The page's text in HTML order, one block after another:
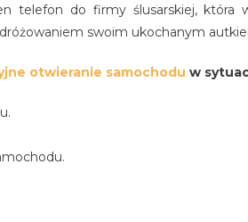
telefon do firmy ślusarskiej, która
swoim ukochanym
otwieranie samochodu w